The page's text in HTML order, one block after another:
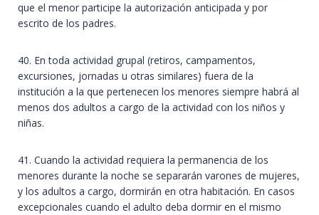
que el menor participe la autorización anticipada y por
escrito de los padres.
40. En toda actividad grupal (retiros, campamentos,
excursiones, jornadas u otras similares) fuera de la
institución a la que pertenecen los menores siempre habrá al
menos dos adultos a cargo de la actividad con los niños y
niñas.
41. Cuando la actividad requiera la permanencia de los
menores durante la noche se separarán varones de mujeres,
y los adultos a cargo, dormirán en otra habitación. En casos
excepcionales cuando el adulto deba dormir en el mismo